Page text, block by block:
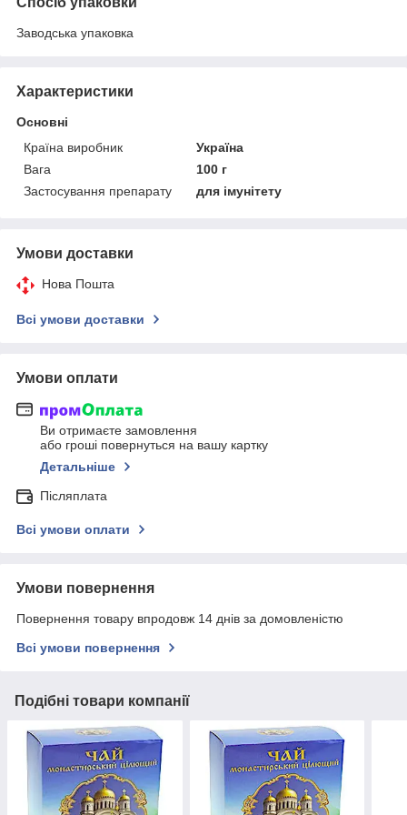
Заводська упаковка
Характеристики
Основні
Країна виробник
Україна
Вага
100 г
Застосування препарату
для імунітету
Умови доставки
Нова Пошта
Всі умови доставки
Умови оплати
Ви отримаєте замовлення
або гроші повернуться на вашу картку
Детальніше
Післяплата
Всі умови оплати
Умови повернення
Повернення товару впродовж 14 днів за домовленістю
Всі умови повернення
Подібні товари компанії